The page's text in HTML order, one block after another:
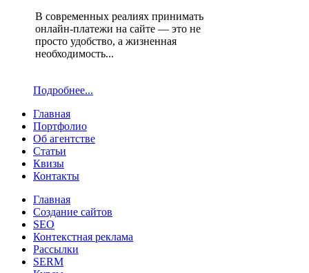
В современных реалиях принимать
онлайн-платежи на сайте — это не
просто удобство, а жизненная
необходимость...
Подробнее...
Главная
Портфолио
Об агентстве
Статьи
Квизы
Контакты
Главная
Создание сайтов
SEO
Контекстная реклама
Рассылки
SERM